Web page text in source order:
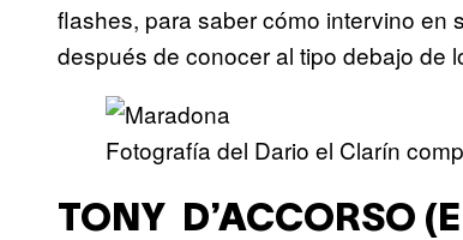
flashes, para saber cómo intervino en
después de conocer al tipo debajo de
Fotografía del Dario el Clarín
TONY D’ACCORSO